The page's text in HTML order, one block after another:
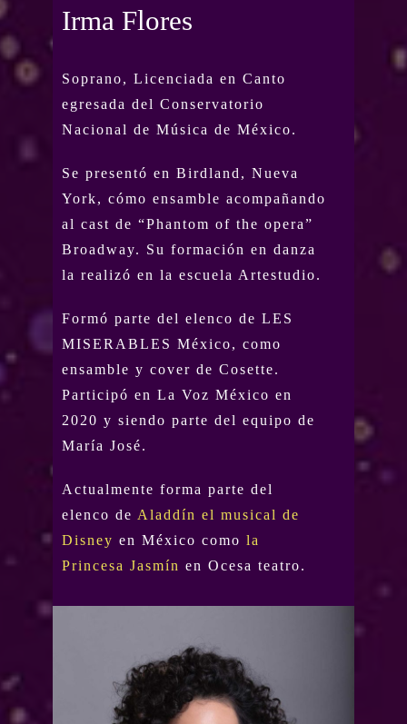
Irma Flores
Soprano, Licenciada en Canto
egresada del Conservatorio
Nacional de Música de México.
Se presentó en Birdland, Nueva
York, cómo ensamble acompañando
al cast de “Phantom of the opera”
Broadway. Su formación en danza
la realizó en la escuela Artestudio.
Formó parte del elenco de LES
MISERABLES México, como
ensamble y cover de Cosette.
Participó en La Voz México en
2020 y siendo parte del equipo de
María José.
Actualmente forma parte del
elenco de Aladdín el musical de
Disney en México comola
Princesa Jasmín en Ocesa teatro.